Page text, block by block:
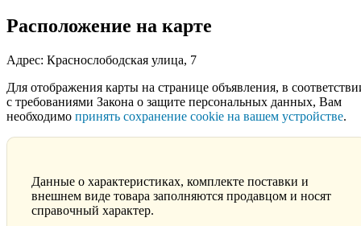
Расположение на карте
Адрес: Краснослободская улица, 7
Для отображения карты на странице объявления, в
с требованиями Закона о защите персональных данных, Вам
необходимо принять сохранение cookie на вашем устройстве.
Данные о характеристиках, комплекте поставки и
внешнем виде товара заполняются продавцом и носят
справочный характер.